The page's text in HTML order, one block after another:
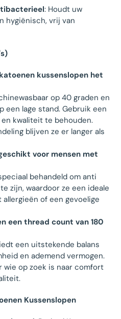
: Houdt uw
hygiënisch, vrij van
kussenslopen het
op 40 graden en
een lage stand. Gebruik een
kwaliteit te behouden.
blijven ze er langer als
voor mensen met
behandeld om anti
zijn, waardoor ze een ideale
of een gevoelige
een thread count van 180
een uitstekende balans
en ademend vermogen.
wie op zoek is naar comfort
Kussenslopen